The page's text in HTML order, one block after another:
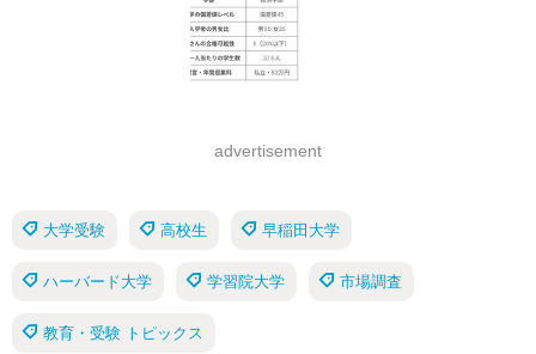
advertisement
大学受験 高校生 早稲田大学
ハーバード大学 学習院大学 市場調査
教育・受験 トピックス